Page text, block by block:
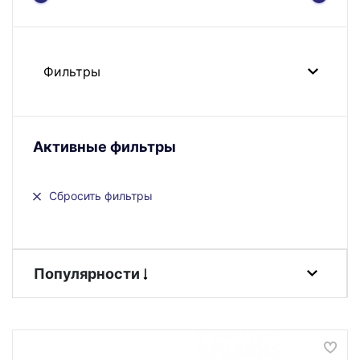
Фильтры
Активные фильтры
Сбросить фильтры
Популярности